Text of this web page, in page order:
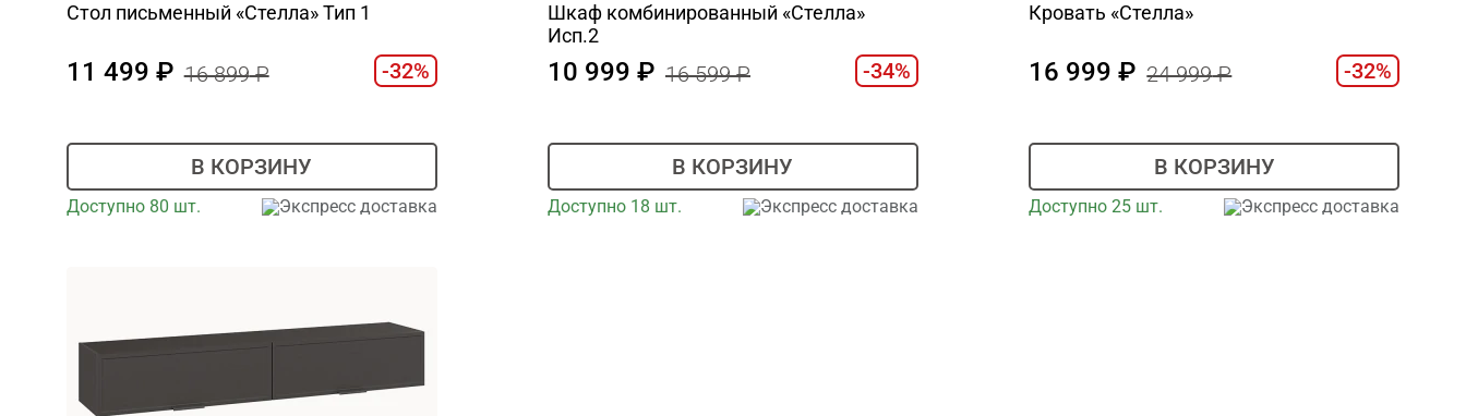
Стол письменный «Стелла» Тип 1
11 499 16 899 -32%
В КОРЗИНУ
Доступно 80 шт. Экспресс доставка
Шкаф комбинированный «Стелла»
Исп.2
10 999 16 599 -34%
В КОРЗИНУ
Доступно 18 шт. Экспресс доставка
Кровать «Стелла»
16 999 24 999 -32%
В КОРЗИНУ
Доступно 25 шт. Экспресс доставка